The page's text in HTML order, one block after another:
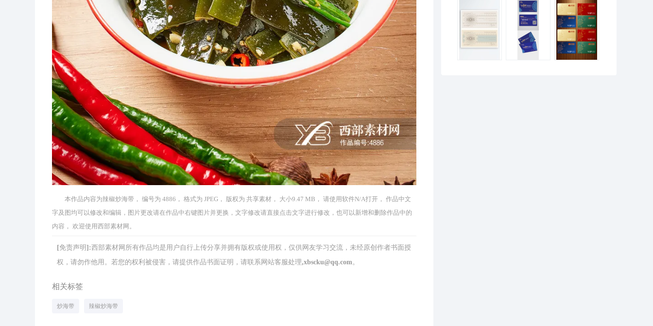
本作品内容为辣椒炒海带， 编号为 4886， 格式为 JPEG， 版权为 共享素材， 大小9.47 MB， 请使用软件N/A打开， 作品中文
字及图均可以修改和编辑，图片更改请在作品中右键图片并更换，文字修改请直接点击文字进行修改，也可以新增和删除作品中的
内容， 欢迎使用西部素材网。
[免责声明]:西部素材网所有作品均是用户自行上传分享并拥有版权或使用权，仅供网友学习交流，未经原创作者书面授
权，请勿作他用。若您的权利被侵害，请提供作品书面证明，请联系网站客服处理,xbscku@qq.com。
相关标签
炒海带 辣椒炒海带